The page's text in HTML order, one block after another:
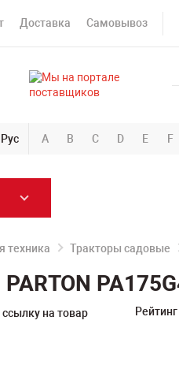
Доставка Самовывоз
Рус A B C D E F
техника Тракторы садовые